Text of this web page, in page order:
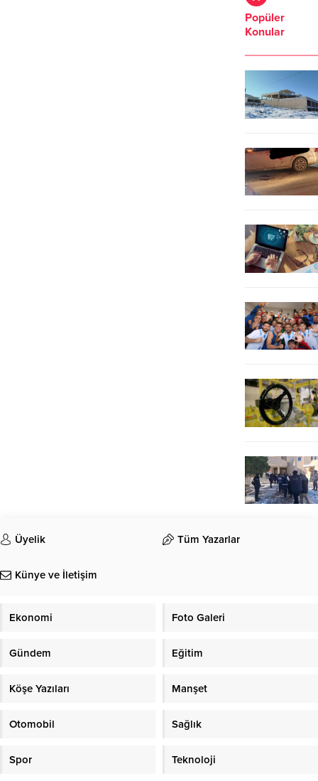
Popüler
Konular
Üyelik Tüm Yazarlar
Künye ve İletişim
Ekonomi Foto Galeri
Gündem Eğitim
Köşe Yazıları Manşet
Otomobil Sağlık
Spor Teknoloji